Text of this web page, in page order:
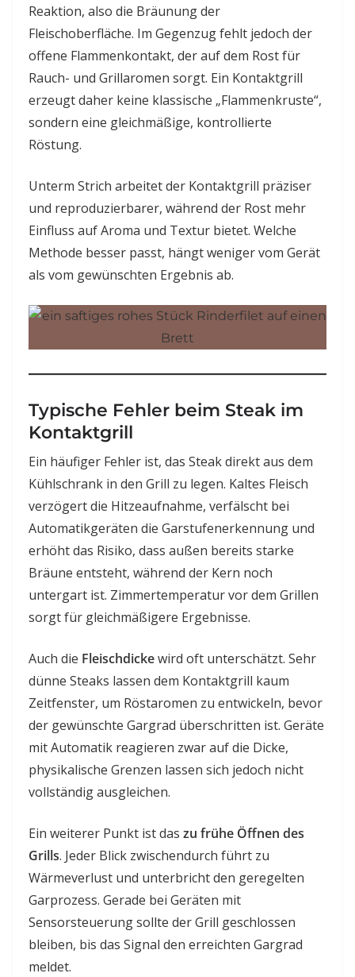
Reaktion, also die Bräunung der
Fleischoberfläche. Im Gegenzug fehlt jedoch der
offene Flammenkontakt, der auf dem Rost für
Rauch- und Grillaromen sorgt. Ein Kontaktgrill
erzeugt daher keine klassische „Flammenkruste“,
sondern eine gleichmäßige, kontrollierte
Röstung.
Unterm Strich arbeitet der Kontaktgrill präziser
und reproduzierbarer, während der Rost mehr
Einfluss auf Aroma und Textur bietet. Welche
Methode besser passt, hängt weniger vom Gerät
als vom gewünschten Ergebnis ab.
Typische Fehler beim Steak im
Kontaktgrill
Ein häufiger Fehler ist, das Steak direkt aus dem
Kühlschrank in den Grill zu legen. Kaltes Fleisch
verzögert die Hitzeaufnahme, verfälscht bei
Automatikgeräten die Garstufenerkennung und
erhöht das Risiko, dass außen bereits starke
Bräune entsteht, während der Kern noch
untergart ist. Zimmertemperatur vor dem Grillen
sorgt für gleichmäßigere Ergebnisse.
Auch die Fleischdickewird oft unterschätzt. Sehr
dünne Steaks lassen dem Kontaktgrill kaum
Zeitfenster, um Röstaromen zu entwickeln, bevor
der gewünschte Gargrad überschritten ist. Geräte
mit Automatik reagieren zwar auf die Dicke,
physikalische Grenzen lassen sich jedoch nicht
vollständig ausgleichen.
Ein weiterer Punkt ist das zu frühe Öffnen des
Grills. Jeder Blick zwischendurch führt zu
Wärmeverlust und unterbricht den geregelten
Garprozess. Gerade bei Geräten mit
Sensorsteuerung sollte der Grill geschlossen
bleiben, bis das Signal den erreichten Gargrad
meldet.